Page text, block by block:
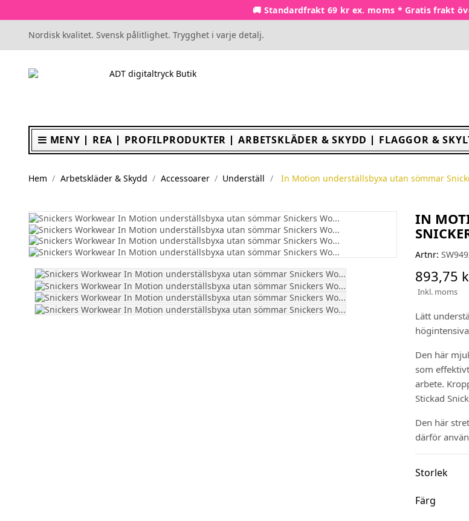
🚚 Standardfrakt 69 kr ex. moms * Gratis frakt
Nordisk kvalitet. Svensk pålitlighet. Trygghet i varje detalj.
MENY REA PROFILPRODUKTER ARBETSKLÄDER & SKYDD FLAGGOR &
Hem Arbetskläder & Skydd Accessoarer Underställ In Motion underställsbyxa utan sömmar
IN
Artnr:
893,75
Inkl. moms
Lätt
Den här
som
arbete.
Stickad
Den här
därför
Storlek
Färg